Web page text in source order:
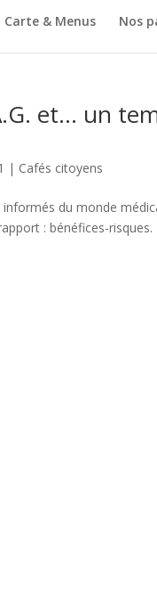
Carte & Menus Nos
et… un
| Cafés citoyens
du monde
: bénéfices-